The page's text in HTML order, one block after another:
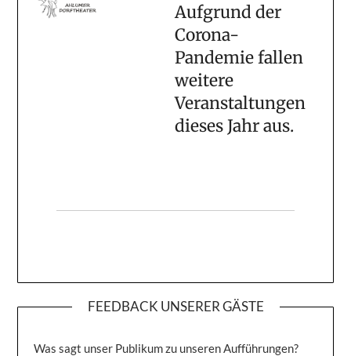
Aufgrund der
Corona-
Pandemie fallen
weitere
Veranstaltungen
dieses Jahr aus.
FEEDBACK UNSERER GÄSTE
Was sagt unser Publikum zu unseren Aufführungen?